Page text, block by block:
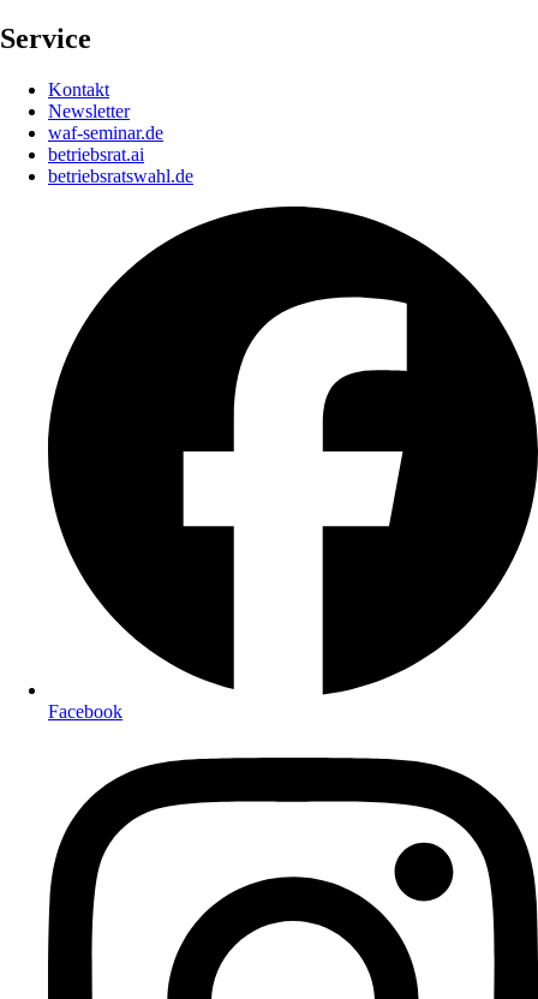
Service
Kontakt
Newsletter
waf-seminar.de
betriebsrat.ai
betriebsratswahl.de
Facebook